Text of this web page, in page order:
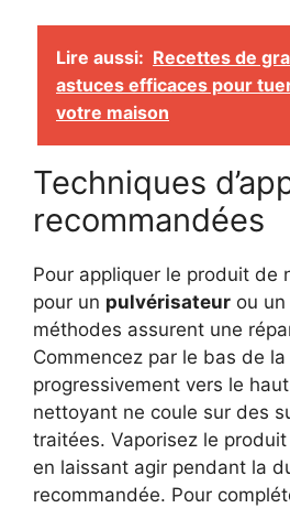
Lire aussi: Recettes de
astuces efficaces pour
votre maison
Techniques
recommandées
Pour appliquer le produit de
pour un pulvérisateur ou
méthodes assurent une
Commencez par le bas de
progressivement vers le
nettoyant ne coule sur des
traitées. Vaporisez le
en laissant agir pendant la
recommandée. Pour